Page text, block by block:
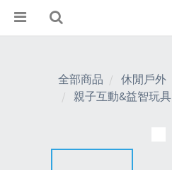
全部商品
休閒戶外
親子互動&益智玩具